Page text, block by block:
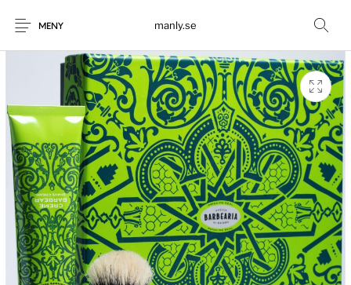
MENY manly.se